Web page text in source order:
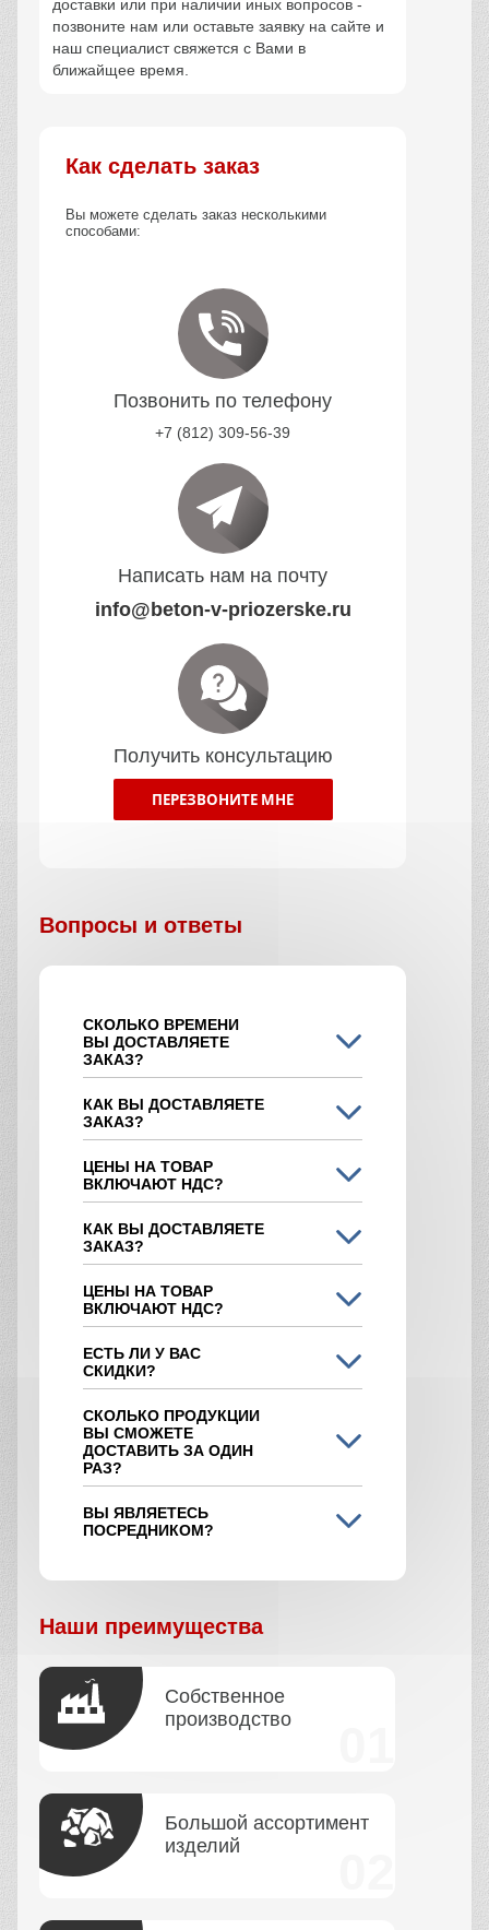
доставки или при наличии иных вопросов -
позвоните нам или оставьте заявку на сайте и
наш специалист свяжется с Вами в
ближайщее время.
Как сделать заказ
Вы можете сделать заказ несколькими
способами:
Позвонить по телефону
+7 (812) 309-56-39
Написать нам на почту
info@beton-v-priozerske.ru
Получить консультацию
ПЕРЕЗВОНИТЕ МНЕ
Вопросы и ответы
СКОЛЬКО ВРЕМЕНИ
ВЫ ДОСТАВЛЯЕТЕ
ЗАКАЗ?
КАК ВЫ ДОСТАВЛЯЕТЕ
ЗАКАЗ?
ЦЕНЫ НА ТОВАР
ВКЛЮЧАЮТ НДС?
КАК ВЫ ДОСТАВЛЯЕТЕ
ЗАКАЗ?
ЦЕНЫ НА ТОВАР
ВКЛЮЧАЮТ НДС?
ЕСТЬ ЛИ У ВАС
СКИДКИ?
СКОЛЬКО ПРОДУКЦИИ
ВЫ СМОЖЕТЕ
ДОСТАВИТЬ ЗА ОДИН
РАЗ?
ВЫ ЯВЛЯЕТЕСЬ
ПОСРЕДНИКОМ?
Наши преимущества
Собственное
производство
Большой ассортимент
изделий